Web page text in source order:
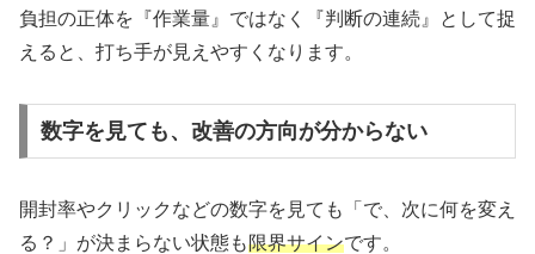
負担の正体を『作業量』ではなく『判断の連続』として捉
えると、打ち手が見えやすくなります。
数字を見ても、改善の方向が分からない
開封率やクリックなどの数字を見ても「で、次に何を変え
る？」が決まらない状態も限界サインです。